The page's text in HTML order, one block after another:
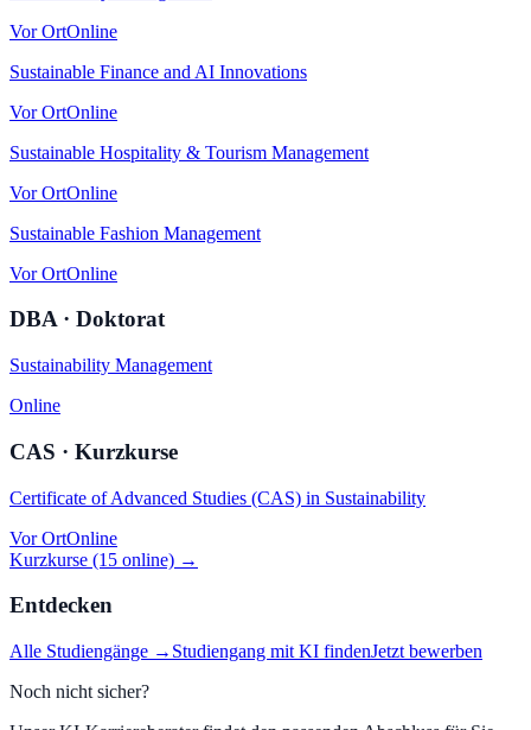
Vor OrtOnline
Sustainable Finance and AI Innovations
Vor OrtOnline
Sustainable Hospitality & Tourism Management
Vor OrtOnline
Sustainable Fashion Management
Vor OrtOnline
DBA · Doktorat
Sustainability Management
Online
CAS · Kurzkurse
Certificate of Advanced Studies (CAS) in Sustainability
Vor OrtOnline
Kurzkurse (15 online) →
Entdecken
Alle Studiengänge → Studiengang mit KI findenJetzt bewerben
Noch nicht sicher?